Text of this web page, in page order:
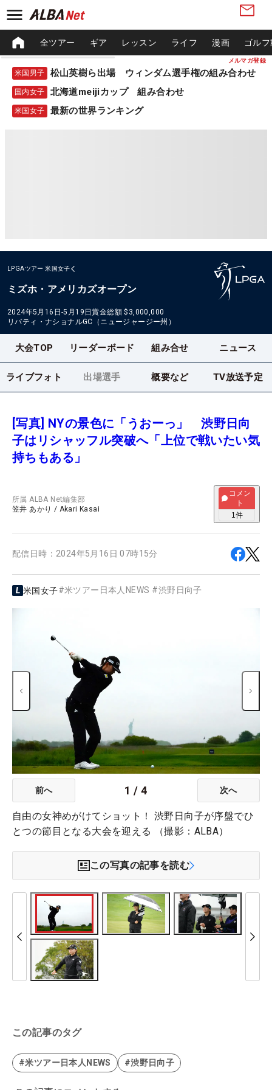
メルマガ登録
全ツアー ギア レッスン ライフ 漫画 ゴル
米国男子 松山英樹ら出場 ウィンダム選手権の組み合わせ
国内女子 北海道meijiカップ 組み合わせ
米国女子 最新の世界ランキング
LPGAツアー 米国女子
ミズホ・アメリカズオープン
2024年5月16日-5月19日賞金総額 $3,000,000
リバティ・ナショナルGC（ニュージャージー州）
大会TOP リーダーボード 組み合せ ニュース
ライブフォト 出場選手 概要など TV放送予定
[写真] NYの景色に「うおーっ」 渋野日向
子はリシャッフル突破へ「上位で戦いたい気
持ちもある」
所属ALBA Net編集部
笠井 あかり / Akari Kasai
コメン
ト
1件
配信日時： 2024年5月16日 07時15分
米国女子#米ツアー日本人NEWS #渋野日向子
前へ 1 /4 次へ
自由の女神めがけてショット！ 渋野日向子が序盤でひ
とつの節目となる大会を迎える （撮影：ALBA）
この写真の記事を読む
この記事のタグ
#米ツアー日本人NEWS #渋野日向子